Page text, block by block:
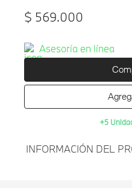
$ 569.000
Asesoría en línea
+5
INFORMACIÓN DEL